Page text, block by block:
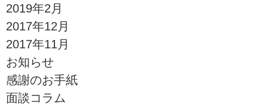
2019年2月
2017年12月
2017年11月
お知らせ
感謝のお手紙
面談コラム